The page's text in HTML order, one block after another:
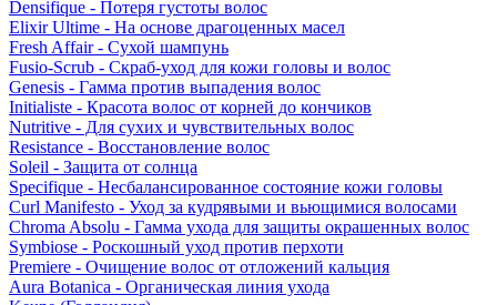
Densifique - Потеря густоты волос
Elixir Ultime - На основе драгоценных масел
Fresh Affair - Сухой шампунь
Fusio-Scrub - Скраб-уход для кожи головы и волос
Genesis - Гамма против выпадения волос
Initialiste - Красота волос от корней до кончиков
Nutritive - Для сухих и чувствительных волос
Resistance - Восстановление волос
Soleil - Защита от солнца
Specifique - Несбалансированное состояние кожи головы
Curl Manifesto - Уход за кудрявыми и вьющимися волосами
Chroma Absolu - Гамма ухода для защиты окрашенных волос
Symbiose - Роскошный уход против перхоти
Premiere - Очищение волос от отложений кальция
Aura Botanica - Органическая линия ухода